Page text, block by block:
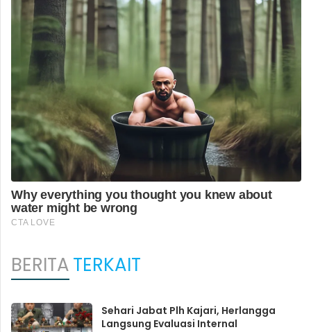
BERITATERKAIT
Sehari Jabat Plh Kajari, Herlangga
Langsung Evaluasi Internal